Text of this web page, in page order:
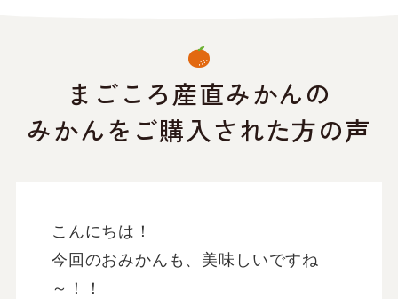
まごころ産直みかんの
みかんをご購入された方の声
私は、実はしばらくみかんが食べられ
なかったのです。
みかん自体の味は大好きなのですが、